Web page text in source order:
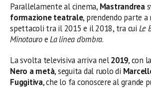
Parallelamente al cinema, Mastrandrea
formazione teatrale, prendendo parte a
spettacoli tra il 2015 e il 2018, tra cui Le
MinotauroeLa linea d’ombra.
La svolta televisiva arriva nel2019, con
Nero a metà, seguita dal ruolo di
Fuggitiva, che lo fa conoscere al grande